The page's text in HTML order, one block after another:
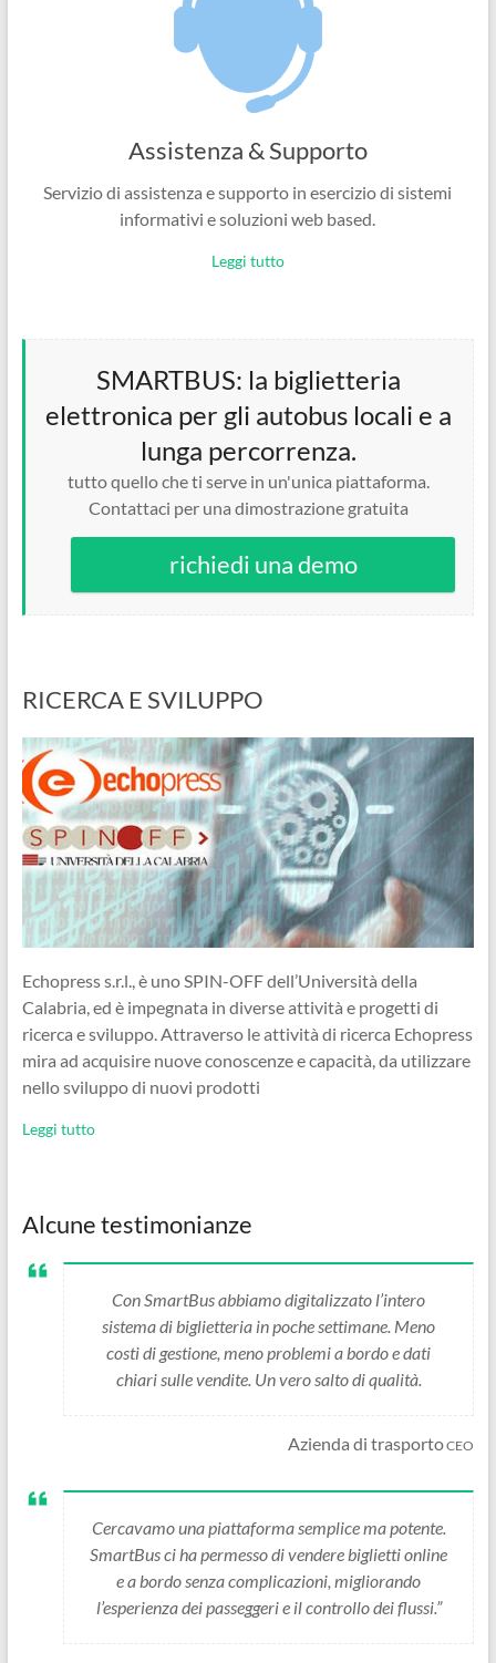
Assistenza & Supporto
Servizio di assistenza e supporto in esercizio di sistemi
informativi e soluzioni web based.
Leggi tutto
SMARTBUS: la biglietteria
elettronica per gli autobus locali e a
lunga percorrenza.
tutto quello che ti serve in un'unica piattaforma.
Contattaci per una dimostrazione gratuita
richiedi una demo
RICERCA E SVILUPPO
Echopress s.r.l., è uno SPIN-OFF dell’Università della
Calabria, ed è impegnata in diverse attività e progetti di
ricerca e sviluppo. Attraverso le attività di ricerca Echopress
mira ad acquisire nuove conoscenze e capacità, da utilizzare
nello sviluppo di nuovi prodotti
Leggi tutto
Alcune testimonianze
Con SmartBus abbiamo digitalizzato l’intero
sistema di biglietteria in poche settimane. Meno
costi di gestione, meno problemi a bordo e dati
chiari sulle vendite. Un vero salto di qualità.
Azienda di trasportoCEO
Cercavamo una piattaforma semplice ma potente.
SmartBus ci ha permesso di vendere biglietti online
e a bordo senza complicazioni, migliorando
l’esperienza dei passeggeri e il controllo dei flussi.”